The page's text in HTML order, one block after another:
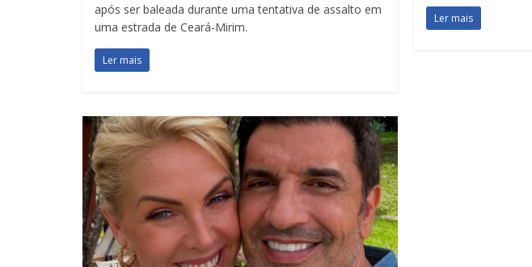
após ser baleada durante uma tentativa de assalto em
uma estrada de Ceará-Mirim.
Ler mais
Ler mais